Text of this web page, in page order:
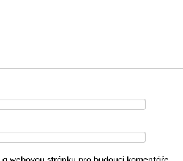
webovou stránku pro budoucí komentáře.